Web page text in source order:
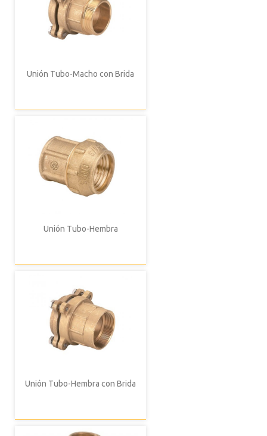
Unión Tubo-Macho con Brida
Unión Tubo-Hembra
Unión Tubo-Hembra con Brida